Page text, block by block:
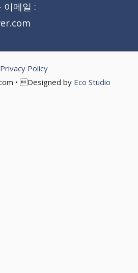
이메일 :
• Designed by Eco Studio
Privacy Policy